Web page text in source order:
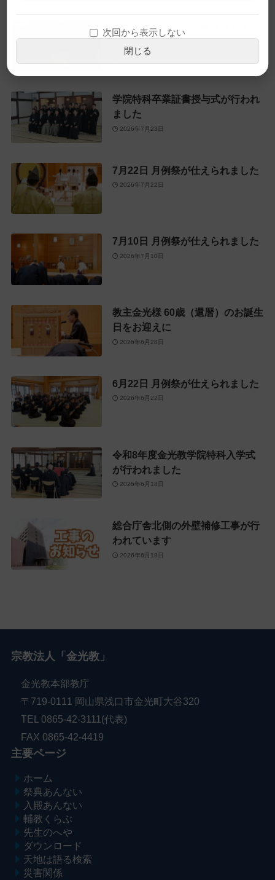
夏の子供のつどいが開催されまし
2026年7月24日
学院特科卒業証書授与式が行われ
ました
2026年7月23日
7月22日 月例祭が仕えられました
2026年7月22日
7月10日 月例祭が仕えられました
2026年7月10日
教主金光様 60歳（還暦）のお誕生
日をお迎えに
2026年6月28日
6月22日 月例祭が仕えられました
2026年6月22日
令和8年度金光教学院特科入学式
が行われました
2026年6月18日
総合庁舎北側の外壁補修工事が行
われています
2026年6月18日
宗教法人「金光教」
金光教本部教庁
〒719-0111 岡山県浅口市金光町大谷320
TEL 0865-42-3111(代表)
FAX 0865-42-4419
主要ページ
ホーム
祭典あんない
入殿あんない
輔教くらぶ
先生のへや
ダウンロード
天地は語る検索
災害関係
次回から表示しない
閉じる